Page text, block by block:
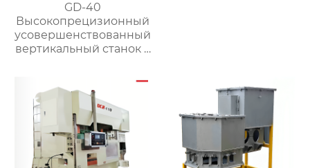
GD-40
Высокопрецизионный
усовершенствованный
вертикальный станок с